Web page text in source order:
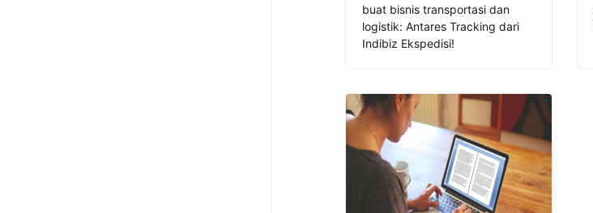
buat bisnis transportasi dan
logistik: Antares Tracking dari
Indibiz Ekspedisi!